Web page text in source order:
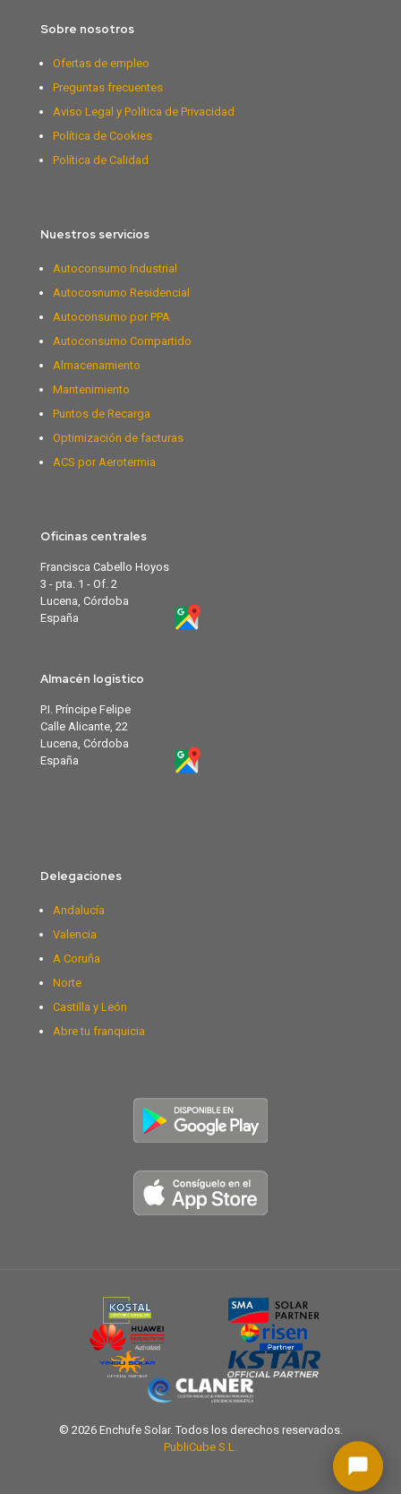
Sobre nosotros
Ofertas de empleo
Preguntas frecuentes
Aviso Legal y Política de Privacidad
Política de Cookies
Política de Calidad
Nuestros servicios
Autoconsumo Industrial
Autocosnumo Residencial
Autoconsumo por PPA
Autoconsumo Compartido
Almacenamiento
Mantenimiento
Puntos de Recarga
Optimización de facturas
ACS por Aerotermia
Oficinas centrales
Francisca Cabello Hoyos
3 - pta. 1 - Of. 2
Lucena, Córdoba
España
Almacén logístico
P.I. Príncipe Felipe
Calle Alicante, 22
Lucena, Córdoba
España
Delegaciones
Andalucía
Valencia
A Coruña
Norte
Castilla y León
Abre tu franquicia
© 2026 Enchufe Solar. Todos los derechos reservados.
PubliCube S.L.